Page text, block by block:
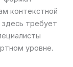
контекстной
требует
уровне.